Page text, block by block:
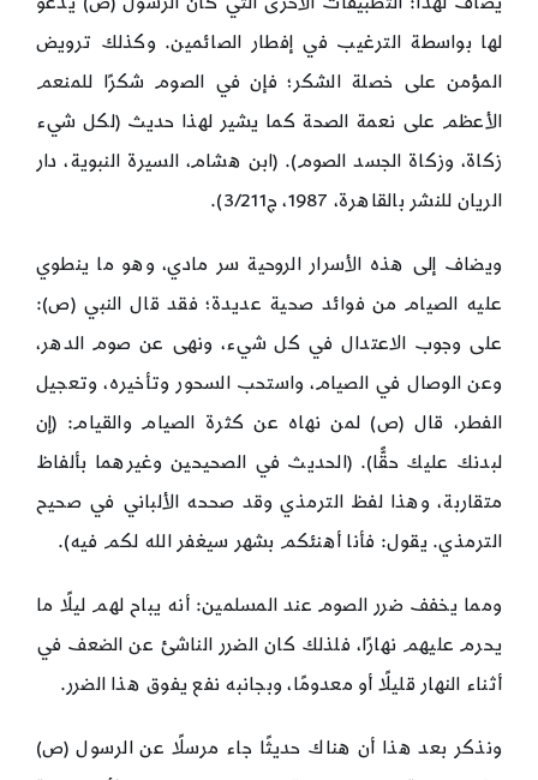
لها بواسطة الترغيب في إفطار الصائمين. وكذلك ترويض
المؤمن على خصلة الشكر؛ فإن في الصوم شكرًا للمنعم
الأعظم على نعمة الصحة كما يشير لهذا حديث (لكل شيء
زكاة، وزكاة الجسد الصوم). (ابن هشام، السيرة النبوية، دار
الريان للنشر بالقاهرة، 1987، ج3/211).
ويضاف إلى هذه الأسرار الروحية سر مادي، وهو ما ينطوي
عليه الصيام من فوائد صحية عديدة؛ فقد قال النبي (ص):
على وجوب الاعتدال في كل شيء، ونهى عن صوم الدهر،
وعن الوصال في الصيام، واستحب السحور وتأخيره، وتعجيل
الفطر، قال (ص) لمن نهاه عن كثرة الصيام والقيام: (إن
لبدنك عليك حقًّا). (الحديث في الصحيحين وغيرهما بألفاظ
متقاربة، وهذا لفظ الترمذي وقد صححه الألباني في صحيح
الترمذي. يقول: فأنا أهنئكم بشهر سيغفر الله لكم فيه).
ومما يخفف ضرر الصوم عند المسلمين: أنه يباح لهم ليلًا ما
يحرم عليهم نهارًا، فلذلك كان الضرر الناشئ عن الضعف في
أثناء النهار قليلًا أو معدومًا، وبجانبه نفع يفوق هذا الضرر.
ونذكر بعد هذا أن هناك حديثًا جاء مرسلًا عن الرسول (ص)